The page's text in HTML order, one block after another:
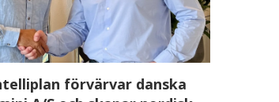
förvärvar danska